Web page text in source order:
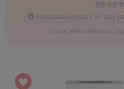
99,99
Najniższa cena z 30 dni
Cena jednostkowa: